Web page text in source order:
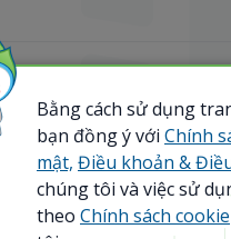
Airways Copyright.
Code:
Bằng cách sử dụng
bạn đồng ý với Chính
mật, Điều khoản &
chúng tôi và việc sử
theo Chính sách cookie